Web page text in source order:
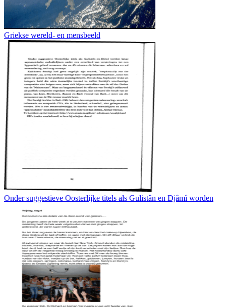
Griekse wereld- en mensbeeld
Onder suggestieve Oosterlijke titels als Gulistân en Djâmî worden